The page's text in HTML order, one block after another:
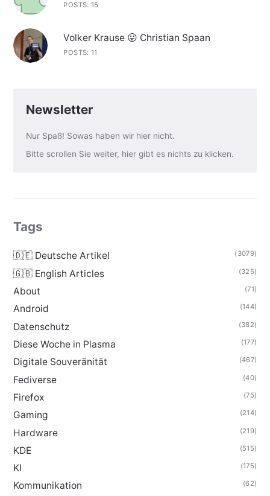
POSTS: 15
Volker Krause 😛 Christian Spaan
POSTS: 11
Newsletter
Nur Spaß! Sowas haben wir hier nicht.
Bitte scrollen Sie weiter, hier gibt es nichts zu klicken.
Tags
🇩🇪 Deutsche Artikel (3079)
🇬🇧 English Articles (325)
About (71)
Android (144)
Datenschutz (382)
Diese Woche in Plasma (177)
Digitale Souveränität (467)
Fediverse (40)
Firefox (75)
Gaming (214)
Hardware (219)
KDE (515)
KI (175)
Kommunikation (62)